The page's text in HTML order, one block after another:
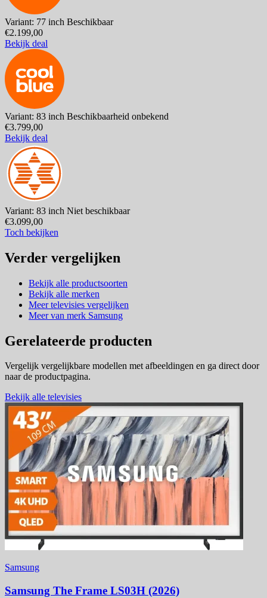
Variant: 77 inch Beschikbaar
€2.199,00
Bekijk deal
Variant: 83 inch Beschikbaarheid onbekend
€3.799,00
Bekijk deal
Variant: 83 inch Niet beschikbaar
€3.099,00
Toch bekijken
Verder vergelijken
Bekijk alle productsoorten
Bekijk alle merken
Meer televisies vergelijken
Meer van merk Samsung
Gerelateerde producten
Vergelijk vergelijkbare modellen met afbeeldingen en ga direct door
naar de productpagina.
Bekijk alle televisies
Samsung
Samsung The Frame LS03H (2026)